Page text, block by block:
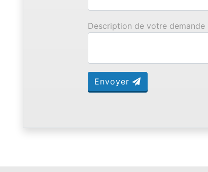
Description de votre demande
Envoyer